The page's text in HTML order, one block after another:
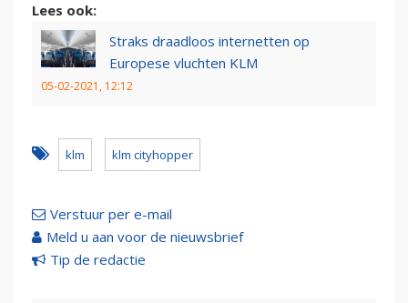
Lees ook:
Straks draadloos internetten op
Europese vluchten KLM
05-02-2021, 12:12
klm klm cityhopper
Verstuur per e-mail
Meld u aan voor de nieuwsbrief
Tip de redactie